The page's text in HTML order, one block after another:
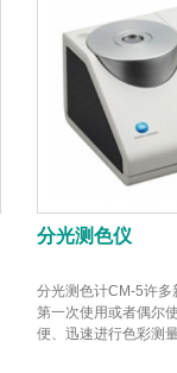
分光测色仪
分光测色计CM-5许
第一次使用或者偶尔
便、迅速进行色彩测